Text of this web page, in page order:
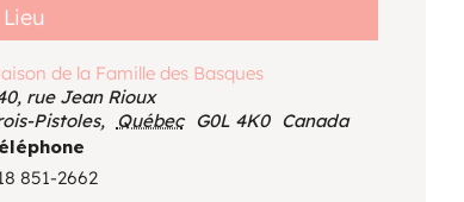
Lieu
de la Famille des Basques
rue Jean Rioux
Pistoles, Québec G0L 4K0 Canada
851-2662